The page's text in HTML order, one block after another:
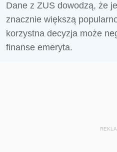
Dane z ZUS dowodzą, że
znacznie większą
korzystna decyzja może
finanse emeryta.